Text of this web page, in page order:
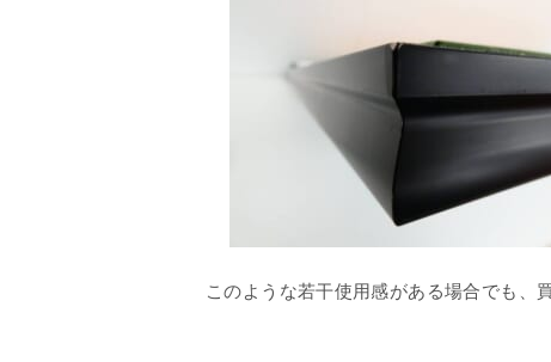
このような若干使用感がある場合でも、